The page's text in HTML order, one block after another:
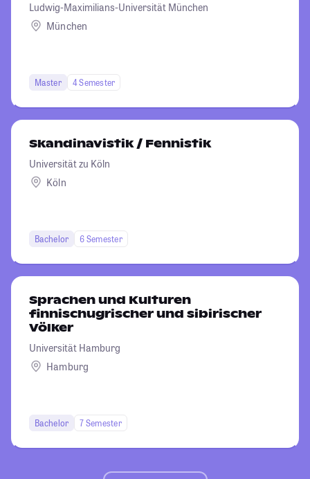
Ludwig-Maximilians-Universität München
München
Master 4 Semester
Skandinavistik / Fennistik
Universität zu Köln
Köln
Bachelor 6 Semester
Sprachen und Kulturen
finnischugrischer und sibirischer
Völker
Universität Hamburg
Hamburg
Bachelor 7 Semester